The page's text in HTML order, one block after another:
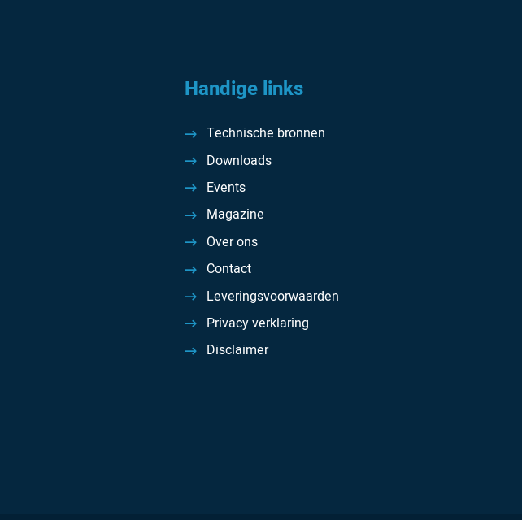
Handige links
Technische bronnen
Downloads
Events
Magazine
Over ons
Contact
Leveringsvoorwaarden
Privacy verklaring
Disclaimer